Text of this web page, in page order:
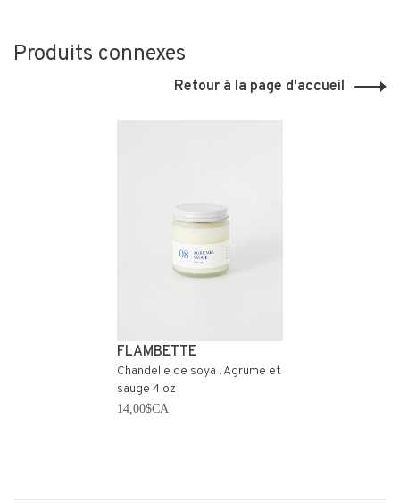
Produits connexes
Retour à la page d'accueil
FLAMBETTE
Chandelle de soya . Agrume et
sauge 4 oz
14,00$CA